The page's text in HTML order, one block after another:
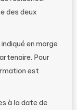
des deux
en marge
Pour
est
à la date de